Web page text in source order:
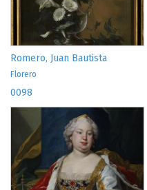
Romero, Juan Bautista
Florero
0098